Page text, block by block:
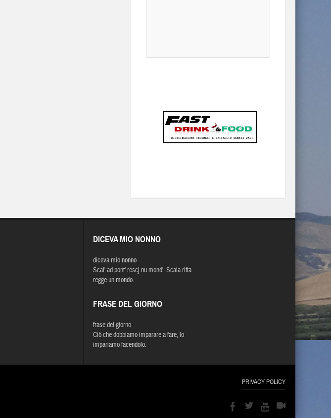
DICEVA MIO NONNO
diceva mio nonno
Scal' ad pont' rescj nu mond'. Scala ritta
regge un mondo.
FRASE DEL GIORNO
frase del giorno
Ciò che dobbiamo imparare a fare, lo
impariamo facendolo.
PRIVACY POLICY